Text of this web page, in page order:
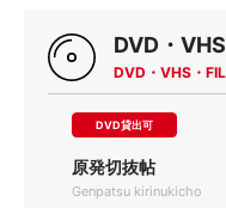
DVD・
DVD・VHS・
DVD貸出可
原発切抜帖
Genpatsu kirinukicho